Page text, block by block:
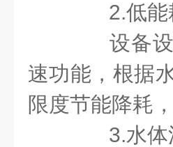
2.低能
设备设
速功能，根据
限度节能降耗
3.水体